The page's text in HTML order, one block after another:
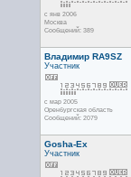
с янв 2006
Москва
Сообщений: 389
Владимир RA9SZ
Участник
с мар 2005
Оренбургская область
Сообщений: 2079
Gosha-Ex
Участник